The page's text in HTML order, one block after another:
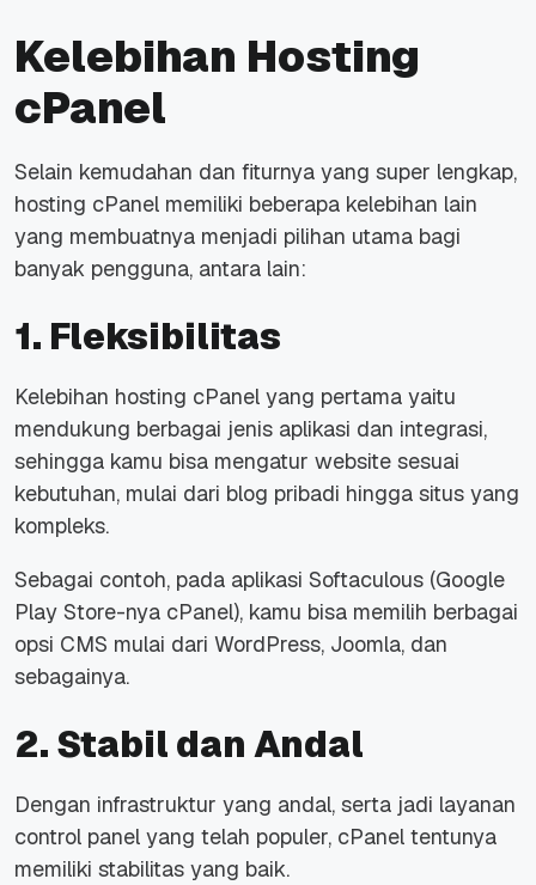
Kelebihan Hosting
cPanel
Selain kemudahan dan fiturnya yang super lengkap,
hosting cPanel memiliki beberapa kelebihan lain
yang membuatnya menjadi pilihan utama bagi
banyak pengguna, antara lain:
1. Fleksibilitas
Kelebihan hosting cPanel yang pertama yaitu
mendukung berbagai jenis aplikasi dan integrasi,
sehingga kamu bisa mengatur website sesuai
kebutuhan, mulai dari blog pribadi hingga situs yang
kompleks.
Sebagai contoh, pada aplikasi Softaculous (Google
Play Store-nya cPanel), kamu bisa memilih berbagai
opsi CMS mulai dari WordPress, Joomla, dan
sebagainya.
2. Stabil dan Andal
Dengan infrastruktur yang andal, serta jadi layanan
control panel yang telah populer, cPanel tentunya
memiliki stabilitas yang baik.